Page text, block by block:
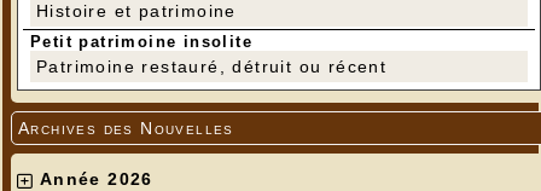
Histoire et patrimoine
Petit patrimoine insolite
Patrimoine restauré, détruit ou récent
Archives des Nouvelles
Année 2026